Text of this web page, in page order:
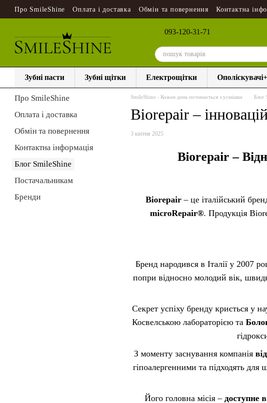
Перейти до основного контенту
Про SmileShine Оплата і доставка Обмін та повернення Контактна
093-120-31-71
Зубні пасти Зубні щітки Електрощітки Ополіскувачі+
SmileShine - Кожен день починається з усмішки Блог
Biorepair –
3 квітня 2025
Biorepair –
Biorepair– це італійський
microRepair®. Продукція
Бренд народився в Італії у 2007
попри відносно молодий вік,
Секрет успіху бренду криється у
Косвелською лабораторією та
З моменту заснування компанія
гіпоалергенними та підходять
Його головна місія – доступне
Про SmileShine
Оплата і доставка
Обмін та повернення
Контактна інформація
Блог SmileShine
Постачальникам
Бренди